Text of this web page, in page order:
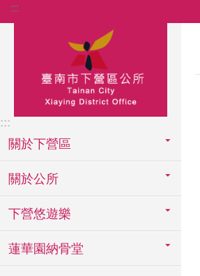
跳到主要內容區塊
:::
:::
關於下營區
關於公所
下營悠遊樂
蓮華園納骨堂